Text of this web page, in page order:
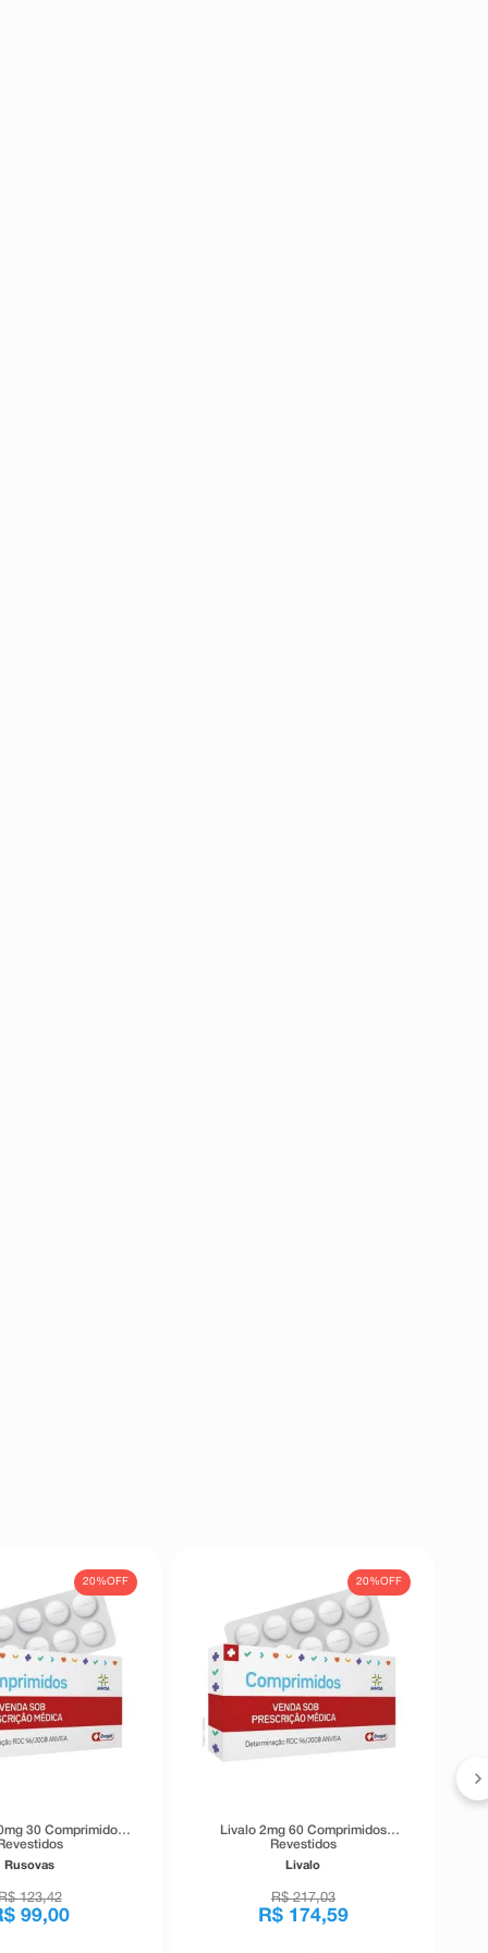
20%OFF
30 Comprimidos
Revestidos
Rusovas
123,42
99,00
20%OFF
Livalo 2mg 60 Comprimidos
Revestidos
Livalo
R$ 217,03
R$ 174,59